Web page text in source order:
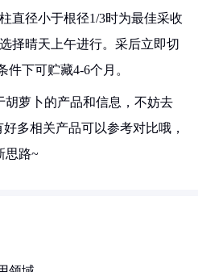
直径小于根径1/3时为最佳采收
择晴天上午进行。采后立即切
下可贮藏4-6个月。
萝卜的产品和信息，不妨去
多相关产品可以参考对比哦，
思路~